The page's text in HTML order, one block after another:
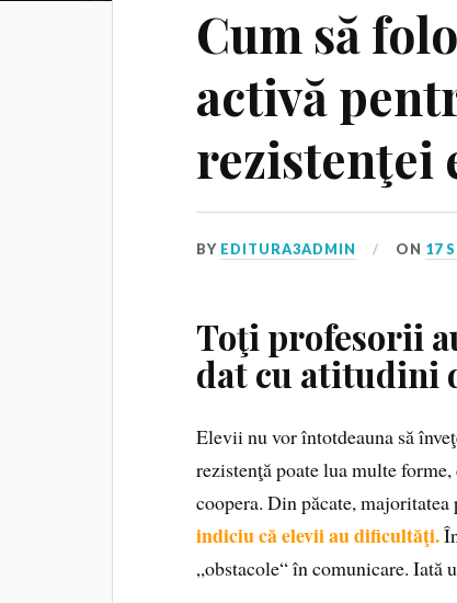
Cum să
activă
rezistenţei
BY EDITURA3ADMIN ON 17
Toţi profesorii
dat cu atitudini
Elevii nu vor întotdeauna să
rezistenţă poate lua multe
coopera. Din păcate,
indiciu că elevii au dificultăţi.
„obstacole“ în comunicare. Iată